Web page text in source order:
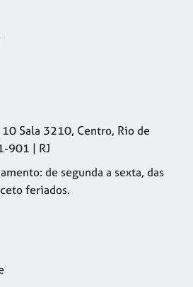
10 Sala 3210, Centro, Rio de
901 | RJ
de segunda a sexta, das
feriados.